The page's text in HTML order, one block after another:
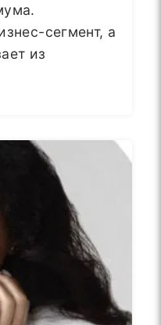
сегмент, а
из